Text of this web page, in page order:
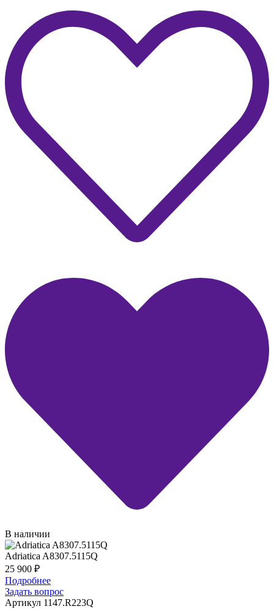
В наличии
Adriatica A8307.5115Q
25 900 ₽
Подробнее
Задать вопрос
Артикул 1147.R223Q